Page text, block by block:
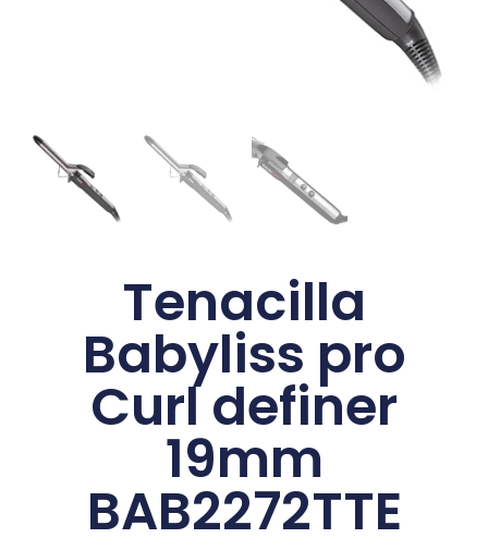
Tenacilla
Babyliss pro
Curl definer
19mm
BAB2272TTE